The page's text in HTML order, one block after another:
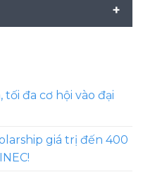
+
đa cơ hội vào đại
giá trị đến 400